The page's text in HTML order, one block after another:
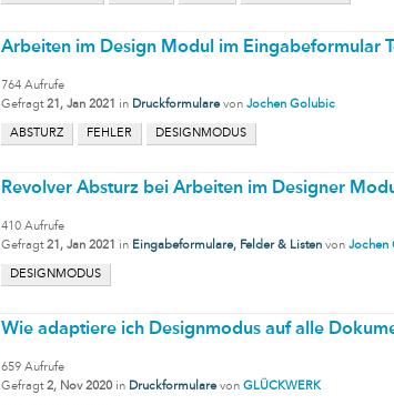
Arbeiten im Design Modul im Eingabeformular
764 Aufrufe
Gefragt 21, Jan 2021 in Druckformulare von Jochen Golubic
ABSTURZ FEHLER DESIGNMODUS
Revolver Absturz bei Arbeiten im Designer
410 Aufrufe
Gefragt 21, Jan 2021 in Eingabeformulare, Felder & Listen von Jochen
DESIGNMODUS
Wie adaptiere ich Designmodus auf alle
659 Aufrufe
Gefragt 2, Nov 2020 in Druckformulare von GLÜCKWERK